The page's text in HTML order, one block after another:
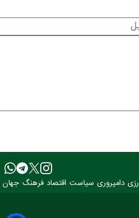
دامپروری سیاست اقتصاد فرهنگ جهان